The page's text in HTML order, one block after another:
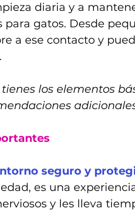
diaria y a
para gatos. Desde
a ese contacto y
los elementos
seguro y
es una
y les lleva